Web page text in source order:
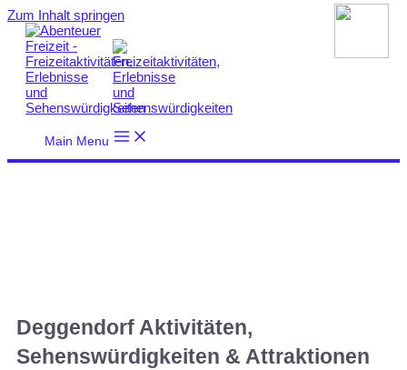
Zum Inhalt springen
Main Menu
Deggendorf Aktivitäten,
Sehenswürdigkeiten & Attraktionen